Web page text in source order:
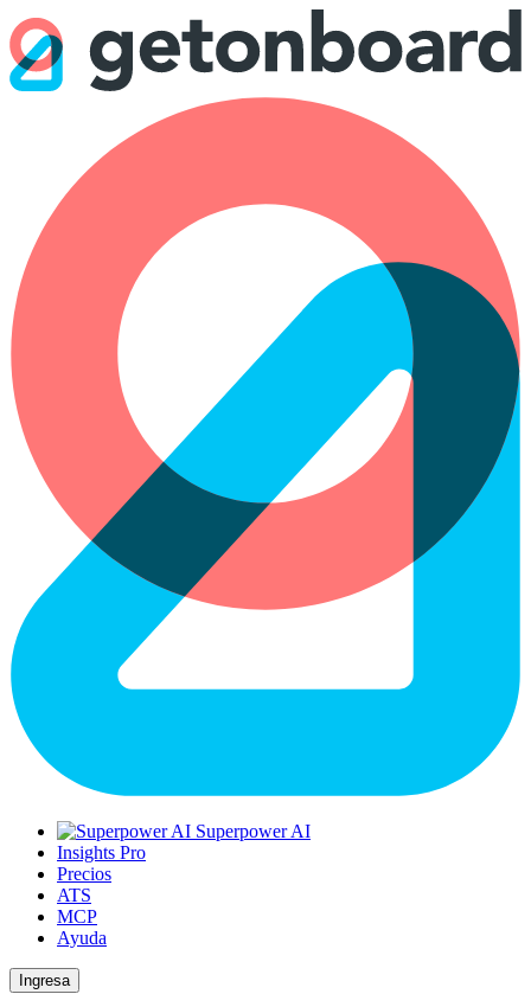
Superpower AI
Insights Pro
Precios
ATS
MCP
Ayuda
Ingresa